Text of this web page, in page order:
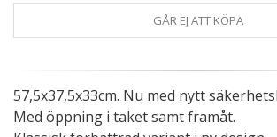
GÅR EJ ATT KÖPA
57,5x37,5x33cm. Nu med nytt
Med öppning i taket samt framåt.